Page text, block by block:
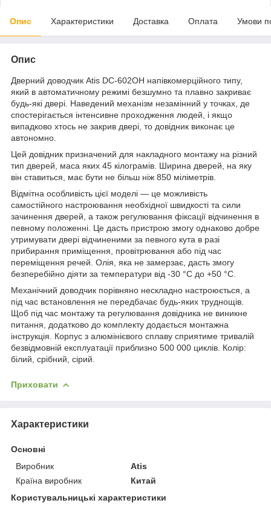
Опис Характеристики Доставка Оплата Умови
Опис
Дверний доводчик Atis DC-602OH напівкомерційного типу,
який в автоматичному режимі безшумно та плавно закриває
будь-які двері. Наведений механізм незамінний у точках, де
спостерігається інтенсивне проходження людей, і якщо
випадково хтось не закрив двері, то довідник виконає це
автономно.
Цей довідник призначений для накладного монтажу на різний
тип дверей, маса яких 45 кілограмів. Ширина дверей, на яку
він ставиться, має бути не більш ніж 850 міліметрів.
Відмітна особливість цієї моделі — це можливість
самостійного настроювання необхідної швидкості та сили
зачинення дверей, а також регулювання фіксації відчинення в
певному положенні. Це дасть пристрою змогу однаково добре
утримувати двері відчиненими за певного кута в разі
прибирання приміщення, провітрювання або під час
переміщення речей. Олія, яка не замерзає, дасть змогу
безперебійно діяти за температури від -30 °C до +50 °C.
Механічний доводчик порівняно нескладно настроюється, а
під час встановлення не передбачає будь-яких труднощів.
Щоб під час монтажу та регулювання довідника не виникне
питання, додатково до комплекту додається монтажна
інструкція. Корпус з алюмінієвого сплаву сприятиме тривалій
безвідмовній експлуатації приблизно 500 000 циклів. Колір:
білий, срібний, сірий.
Приховати
Характеристики
Основні
Виробник
Atis
Країна виробник
Китай
Користувальницькі характеристики